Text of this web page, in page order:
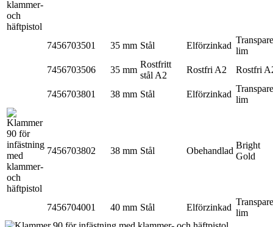
7456703501 35 mm Stål Elförzinkad
lim
7456703506
35 mm
Rostfritt
stål A2
Rostfri A2 Rostfri
7456703801 38 mm Stål Elförzinkad
lim
7456703802 38 mm Stål Obehandlad
Bright
Gold
7456704001 40 mm Stål Elförzinkad
lim